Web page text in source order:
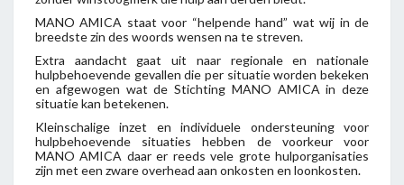
MANO AMICA staat voor “helpende hand” wat wij in de
breedste zin des woords wensen na te streven.
Extra aandacht gaat uit naar regionale en nationale
hulpbehoevende gevallen die per situatie worden bekeken
en afgewogen wat de Stichting MANO AMICA in deze
situatie kan betekenen.
Kleinschalige inzet en individuele ondersteuning voor
hulpbehoevende situaties hebben de voorkeur voor
MANO AMICA daar er reeds vele grote hulporganisaties
zijn met een zware overhead aan onkosten en loonkosten.